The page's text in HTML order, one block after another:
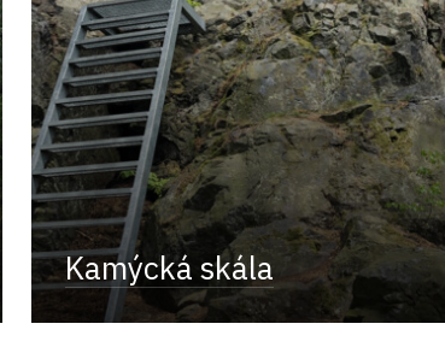
Kamýcká skála